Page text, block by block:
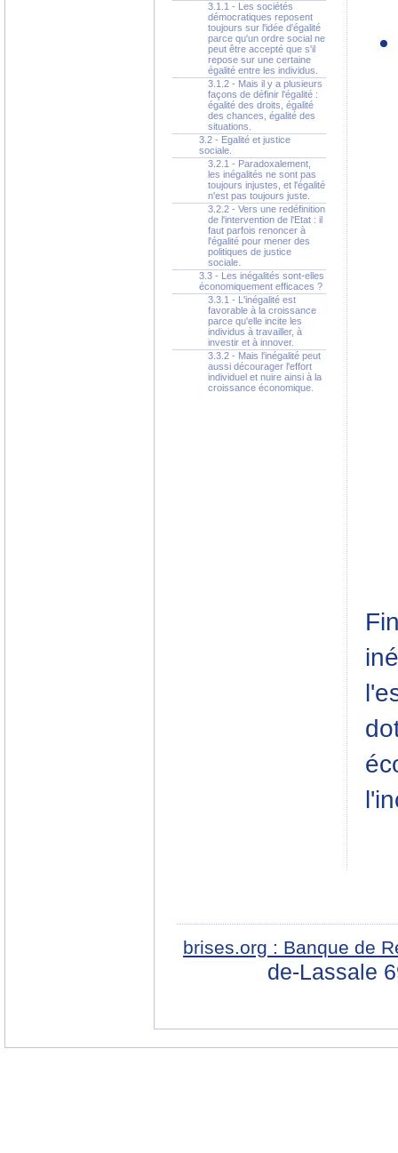
3.1.1 - Les sociétés
démocratiques reposent
toujours sur l'idée d'égalité
parce qu'un ordre social ne
peut être accepté que s'il
repose sur une certaine
égalité entre les individus.
3.1.2 - Mais il y a plusieurs
façons de définir l'égalité :
égalité des droits, égalité
des chances, égalité des
situations.
3.2 - Egalité et justice
sociale.
3.2.1 - Paradoxalement,
les inégalités ne sont pas
toujours injustes, et l'égalité
n'est pas toujours juste.
3.2.2 - Vers une redéfinition
de l'intervention de l'Etat : il
faut parfois renoncer à
l'égalité pour mener des
politiques de justice
sociale.
3.3 - Les inégalités sont-elles
économiquement efficaces ?
3.3.1 - L'inégalité est
favorable à la croissance
parce qu'elle incite les
individus à travailler, à
investir et à innover.
3.3.2 - Mais l'inégalité peut
aussi décourager l'effort
individuel et nuire ainsi à la
croissance économique.
brises.org : Banque de
de-Lassale